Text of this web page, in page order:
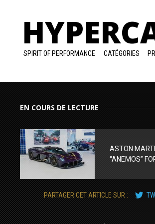
SPIRIT OF PERFORMANCE CATÉGORIES
EN COURS DE LECTURE
ASTON
“ANEMOS”
PARTAGER CET ARTICLE SUR :